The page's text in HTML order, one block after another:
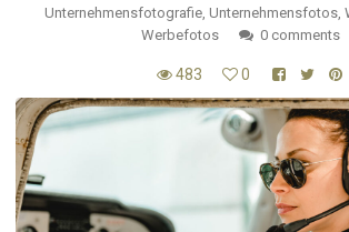
Unternehmensfotografie, Unternehmensfotos,
Werbefotos
0 comments
483 0